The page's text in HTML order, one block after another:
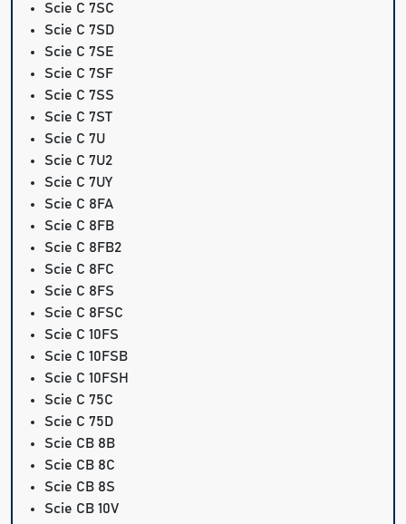
Scie C 7SC
Scie C 7SD
Scie C 7SE
Scie C 7SF
Scie C 7SS
Scie C 7ST
Scie C 7U
Scie C 7U2
Scie C 7UY
Scie C 8FA
Scie C 8FB
Scie C 8FB2
Scie C 8FC
Scie C 8FS
Scie C 8FSC
Scie C 10FS
Scie C 10FSB
Scie C 10FSH
Scie C 75C
Scie C 75D
Scie CB 8B
Scie CB 8C
Scie CB 8S
Scie CB 10V